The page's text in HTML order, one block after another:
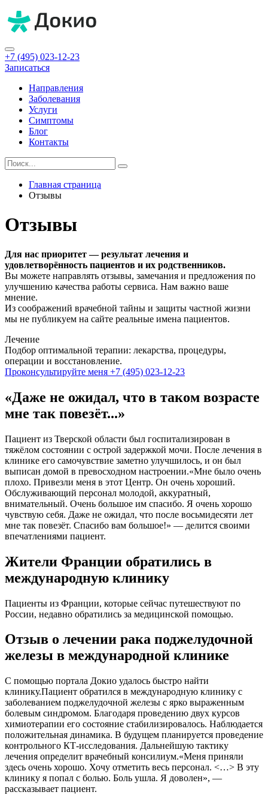
+7 (495) 023-12-23
Записаться
Направления
Заболевания
Услуги
Симптомы
Блог
Контакты
Главная страница
Отзывы
Отзывы
Для нас приоритет — результат лечения и
удовлетворённость пациентов и их родственников.
Вы можете направлять отзывы, замечания и предложения по
улучшению качества работы сервиса. Нам важно ваше
мнение.
Из соображений врачебной тайны и защиты частной жизни
мы не публикуем на сайте реальные имена пациентов.
Лечение
Подбор оптимальной терапии: лекарства, процедуры,
операции и восстановление.
Проконсультируйте меня +7 (495) 023-12-23
«Даже не ожидал, что в таком возрасте
мне так повезёт...»
Пациент из Тверской области был госпитализирован в
тяжёлом состоянии с острой задержкой мочи. После лечения в
клинике его самочувствие заметно улучшилось, и он был
выписан домой в превосходном настроении.«Мне было очень
плохо. Привезли меня в этот Центр. Он очень хороший.
Обслуживающий персонал молодой, аккуратный,
внимательный. Очень большое им спасибо. Я очень хорошо
чувствую себя. Даже не ожидал, что после восьмидесяти лет
мне так повезёт. Спасибо вам большое!» — делится своими
впечатлениями пациент.
Жители Франции обратились в
международную клинику
Пациенты из Франции, которые сейчас путешествуют по
России, недавно обратились за медицинской помощью.
Отзыв о лечении рака поджелудочной
железы в международной клинике
С помощью портала Докио удалось быстро найти
клинику.Пациент обратился в международную клинику с
заболеванием поджелудочной железы с ярко выраженным
болевым синдромом. Благодаря проведению двух курсов
химиотерапии его состояние стабилизировалось. Наблюдается
положительная динамика. В будущем планируется проведение
контрольного КТ-исследования. Дальнейшую тактику
лечения определит врачебный консилиум.«Меня приняли
здесь очень хорошо. Хочу отметить весь персонал. <…> В эту
клинику я попал с болью. Боль ушла. Я доволен», —
рассказывает пациент.